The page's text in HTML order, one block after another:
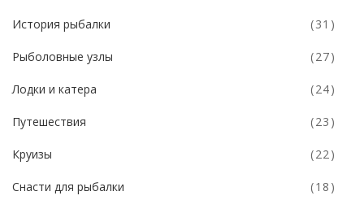
История рыбалки (31)
Рыболовные узлы (27)
Лодки и катера (24)
Путешествия (23)
Круизы (22)
Снасти для рыбалки (18)